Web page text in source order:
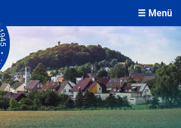
Menü